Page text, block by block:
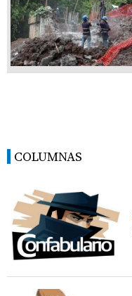
COLUMNAS